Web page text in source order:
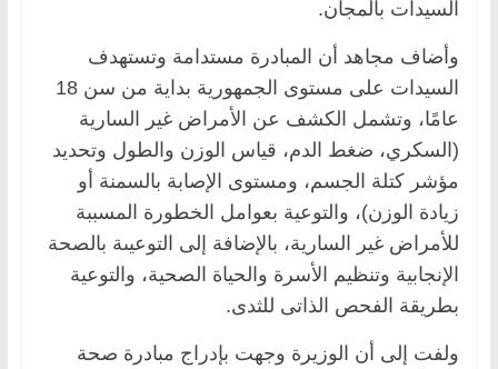
السيدات بالمجان.
وأضاف مجاهد أن المبادرة مستدامة وتستهدف
السيدات على مستوى الجمهورية بداية من سن 18
عامًا، وتشمل الكشف عن الأمراض غير السارية
(السكري، ضغط الدم، قياس الوزن والطول وتحديد
مؤشر كتلة الجسم، ومستوى الإصابة بالسمنة أو
زيادة الوزن)، والتوعية بعوامل الخطورة المسببة
للأمراض غير السارية، بالإضافة إلى التوعيىة بالصحة
الإنجابية وتنظيم الأسرة والحياة الصحية، والتوعية
بطريقة الفحص الذاتى للثدى.
ولفت إلى أن الوزيرة وجهت بإدراج مبادرة صحة